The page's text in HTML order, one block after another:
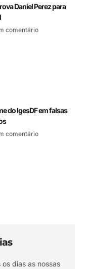
Daniel Perez para
comentário
do IgesDF em falsas
comentário
dias as nossas